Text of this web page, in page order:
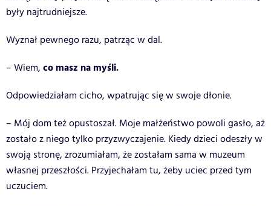
były najtrudniejsze.
Wyznał pewnego razu, patrząc w dal.
– Wiem, co masz na myśli.
Odpowiedziałam cicho, wpatrując się w swoje dłonie.
– Mój dom też opustoszał. Moje małżeństwo powoli gasło, aż
zostało z niego tylko przyzwyczajenie. Kiedy dzieci odeszły w
swoją stronę, zrozumiałam, że zostałam sama w muzeum
własnej przeszłości. Przyjechałam tu, żeby uciec przed tym
uczuciem.